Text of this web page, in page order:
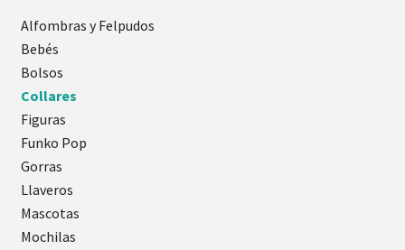
Alfombras y Felpudos
Bebés
Bolsos
Collares
Figuras
Funko Pop
Gorras
Llaveros
Mascotas
Mochilas